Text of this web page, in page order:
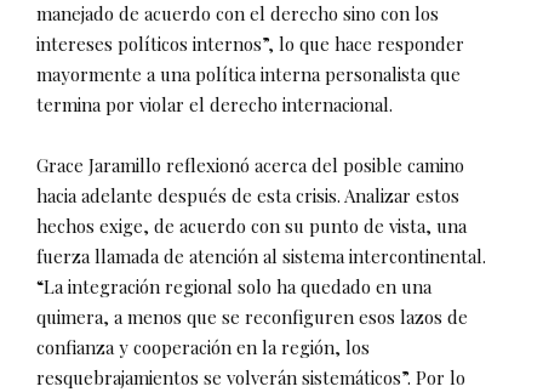
manejado de acuerdo con el derecho sino con los
intereses políticos internos”, lo que hace responder
mayormente a una política interna personalista que
termina por violar el derecho internacional.
Grace Jaramillo reflexionó acerca del posible camino
hacia adelante después de esta crisis. Analizar estos
hechos exige, de acuerdo con su punto de vista, una
fuerza llamada de atención al sistema intercontinental.
“La integración regional solo ha quedado en una
quimera, a menos que se reconfiguren esos lazos de
confianza y cooperación en la región, los
resquebrajamientos se volverán sistemáticos”. Por lo